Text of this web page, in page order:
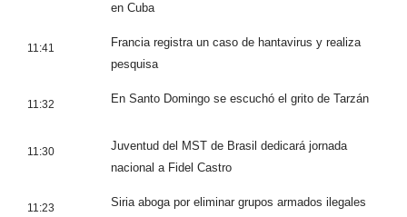
en Cuba
11:41
Francia registra un caso de hantavirus y realiza
pesquisa
11:32 En Santo Domingo se escuchó el grito de Tarzán
11:30
Juventud del MST de Brasil dedicará jornada
nacional a Fidel Castro
11:23 Siria aboga por eliminar grupos armados ilegales